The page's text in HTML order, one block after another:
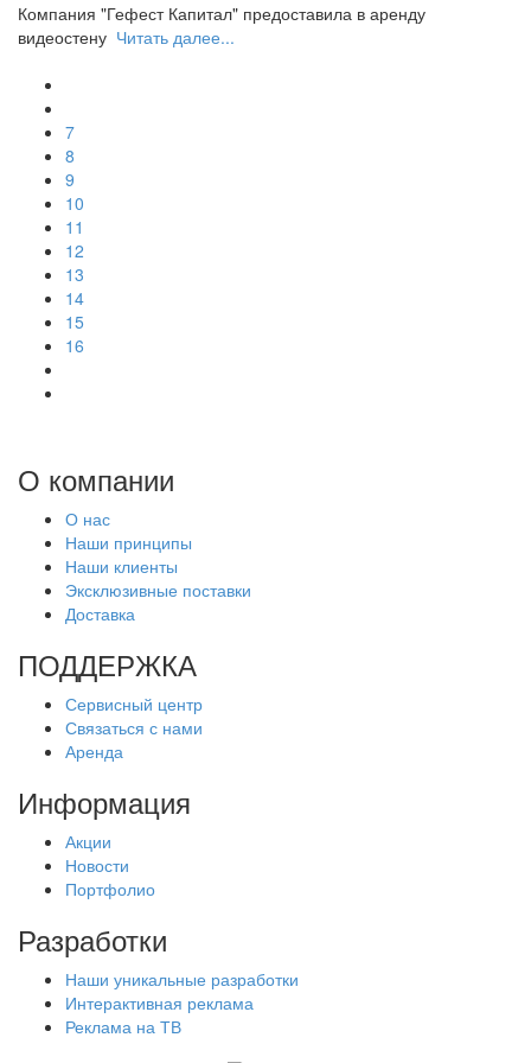
Компания "Гефест Капитал" предоставила в аренду
видеостену Читать далее...
7
8
9
10
11
12
13
14
15
16
О компании
О нас
Наши принципы
Наши клиенты
Эксклюзивные поставки
Доставка
ПОДДЕРЖКА
Сервисный центр
Связаться с нами
Аренда
Информация
Акции
Новости
Портфолио
Разработки
Наши уникальные разработки
Интерактивная реклама
Реклама на ТВ